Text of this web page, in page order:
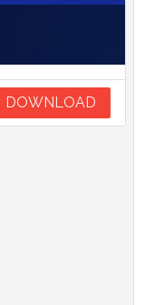
DOWNLOAD